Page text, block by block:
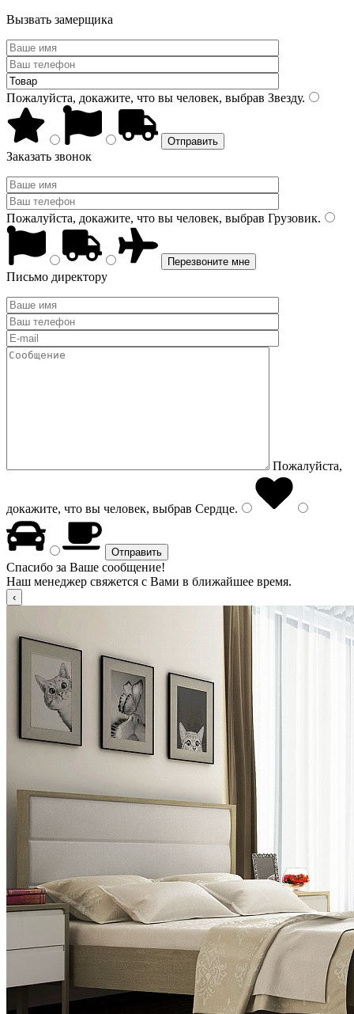
Вызвать замерщика
Пожалуйста, докажите, что вы человек, выбрав Звезду.
Заказать звонок
Пожалуйста, докажите, что вы человек, выбрав Грузовик.
Письмо директору
Пожалуйста,
докажите, что вы человек, выбрав Сердце.
Спасибо за Ваше сообщение!
Наш менеджер свяжется с Вами в ближайшее время.